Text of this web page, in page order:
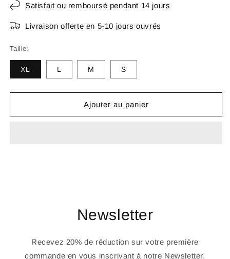
Satisfait ou remboursé pendant 14 jours
Livraison offerte en 5-10 jours ouvrés
Taille:
XL L M S
Ajouter au panier
Newsletter
Recevez 20% de réduction sur votre première
commande en vous inscrivant à notre Newsletter.